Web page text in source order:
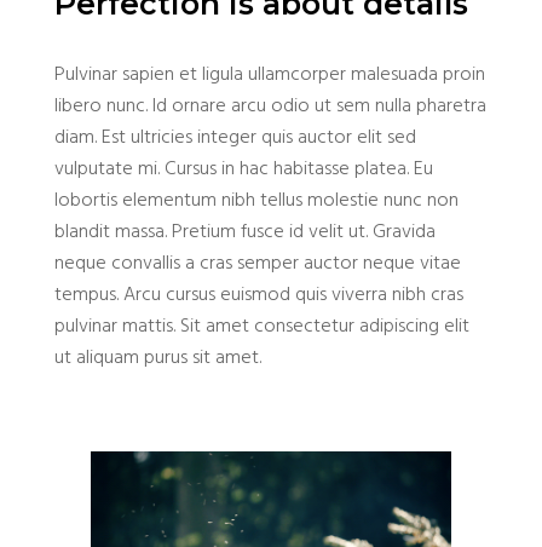
Pulvinar sapien et ligula ullamcorper malesuada proin
libero nunc. Id ornare arcu odio ut sem nulla pharetra
diam. Est ultricies integer quis auctor elit sed
vulputate mi. Cursus in hac habitasse platea. Eu
lobortis elementum nibh tellus molestie nunc non
blandit massa. Pretium fusce id velit ut. Gravida
neque convallis a cras semper auctor neque vitae
tempus. Arcu cursus euismod quis viverra nibh cras
pulvinar mattis. Sit amet consectetur adipiscing elit
ut aliquam purus sit amet.